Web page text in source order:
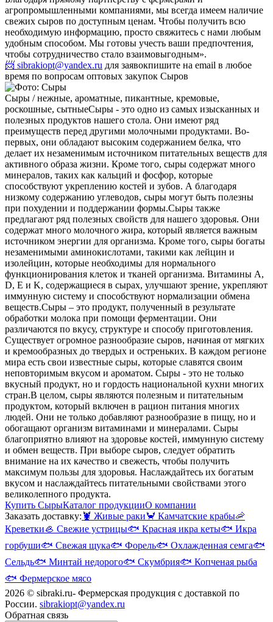
агропромышленными компаниями, мы всегда имеем наличие
свежих сыров по доступным ценам. Чтобы получить всю
необходимую информацию, просто свяжитесь с нами любым
удобным способом. Мы готовы учесть ваши предпочтения,
чтобы сотрудничество стало взаимовыгодным».
📨 sibrakiopt@yandex.ru для заявокпишите на email в любое
время по вопросам оптовых закупок Сыров
Сыры / нежные, ароматные, пикантные, кремовые,
роскошные, сытныеСыры - это одно из самых изысканных и
полезных продуктов нашего стола. Они имеют ряд
преимуществ перед другими молочными продуктами. Во-
первых, они обладают высоким содержанием белка, что
делает их незаменимым источником питательных веществ для
активного образа жизни. Кроме того, сыры содержат много
минералов, таких как кальций и фосфор, которые
способствуют укреплению костей и зубов. А благодаря
низкому содержанию углеводов, сыры могут быть полезны
при похудении и поддержании формы.Сыры также
предлагают ряд полезных свойств для нашего здоровья. Они
содержат много молочного жира, который является важным
источником энергии для организма. Кроме того, сыры богаты
незаменимыми аминокислотами, такими как лейцин и
изолейцин, которые необходимы для нормального
функционирования клеток и тканей организма. Витамины A,
D, E и K, содержащиеся в сырах, улучшают зрение, укрепляют
иммунную систему и способствуют нормализации обмена
веществ.Сыры – это продукт, полученный в результате
обработки молока при помощи ферментации. Они
различаются по вкусу, структуре и способу приготовления.
Существует огромное разнообразие сыров, начиная от мягких
и кремообразных до твердых и остреньких. В каждом регионе
мира есть свои известные сыры, которые славятся своим
неповторимым вкусом и ароматом. Сыры - это не только
вкусный продукт, но и гордость национальной кухни многих
стран.В целом, сыры являются полезным и питательным
продуктом, который включен в рацион питания многих
людей. Они не только добавляют разнообразие в пищу, но и
обогащают организм витаминами и минералами. Сыры
благоприятно влияют на здоровье костей, иммунную систему
и обмен веществ. При выборе сыров, следует обратить
внимание на их качество и свежесть, чтобы получить
максимум пользы для здоровья. Наслаждайтесь их богатым
вкусом и наслаждайтесь питательными свойствами этого
великолепного продукта.
Купить СырыКаталог продукцииО компании
Заказать доставку: 🦞 Живые раки🦀 Камчатские крабы🦐
Креветки🦪 Свежие устрицы🐟 Красная икра кеты🐟 Икра
горбуши🐟 Свежая щука🐟 Форель🐟 Охлажденная семга🐟
Сельдь🐟 Минтай недорого🐟 Скумбрия🐟 Копченая рыба
🐟 Фермерское мясо
2026 © sibraki.ru- Фермерская продукция с доставкой по
России. sibrakiopt@yandex.ru
Обратная связь